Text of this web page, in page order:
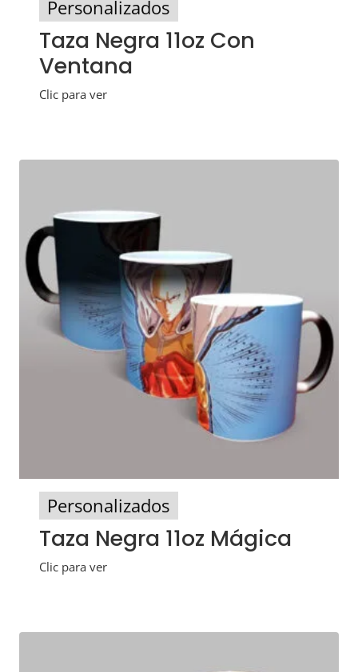
Personalizados
Taza Negra 11oz Con
Ventana
Clic para ver
Personalizados
Taza Negra 11oz Mágica
Clic para ver